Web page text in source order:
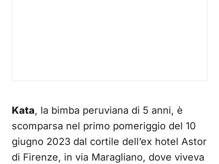
Kata, la bimba peruviana di 5 anni, è
scomparsa nel primo pomeriggio del 10
giugno 2023 dal cortile dell’ex hotel Astor
di Firenze, in via Maragliano, dove viveva